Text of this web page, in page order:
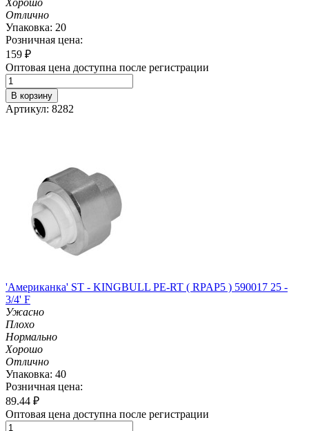
Отлично
Упаковка: 20
Розничная цена:
159 ₽
Оптовая цена доступна после регистрации
В корзину
Артикул: 8282
'Американка' ST - KINGBULL PE-RT ( RPAP5 ) 590017 25 -
3/4' F
Ужасно
Плохо
Нормально
Хорошо
Отлично
Упаковка: 40
Розничная цена:
89.44 ₽
Оптовая цена доступна после регистрации